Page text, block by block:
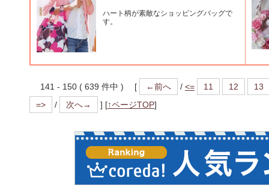
ハート柄が素敵なショッピングバッグで
す。
141 - 150 ( 639 件中 ) [ ←前へ / <= 11 12
13
=>
/ 次へ→ ] [↑ページTOP]